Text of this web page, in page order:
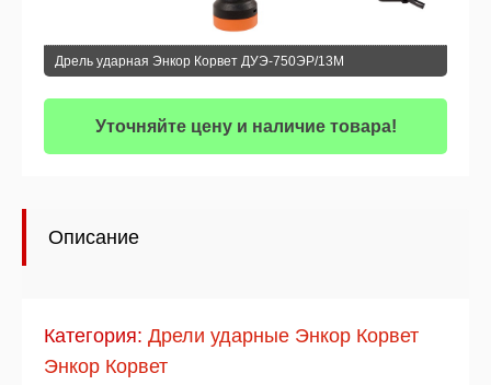
Дрель ударная Энкор Корвет ДУЭ-750ЭР/13М
Уточняйте цену и наличие товара!
Описание
Категория: Дрели ударные Энкор Корвет
Энкор Корвет